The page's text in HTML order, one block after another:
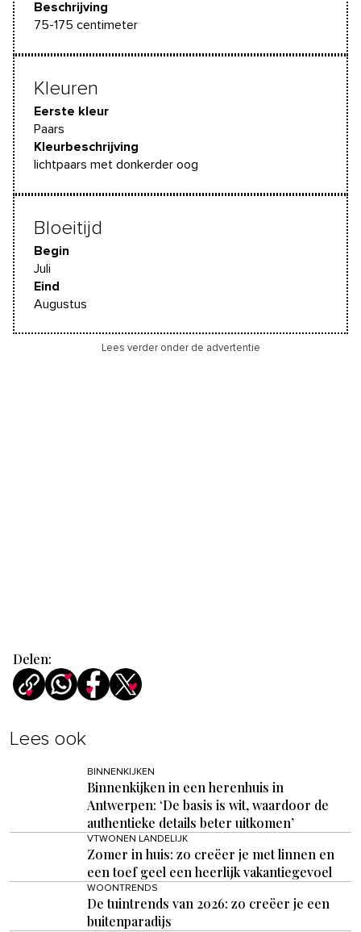
Beschrijving
75-175 centimeter
Kleuren
Eerste kleur
Paars
Kleurbeschrijving
lichtpaars met donkerder oog
Bloeitijd
Begin
Juli
Eind
Augustus
Lees verder onder de advertentie
Delen:
Lees ook
BINNENKIJKEN
Binnenkijken in een herenhuis in
Antwerpen: ‘De basis is wit, waardoor de
authentieke details beter uitkomen’
VTWONEN LANDELIJK
Zomer in huis: zo creëer je met linnen en
een toef geel een heerlijk vakantiegevoel
WOONTRENDS
De tuintrends van 2026: zo creëer je een
buitenparadijs